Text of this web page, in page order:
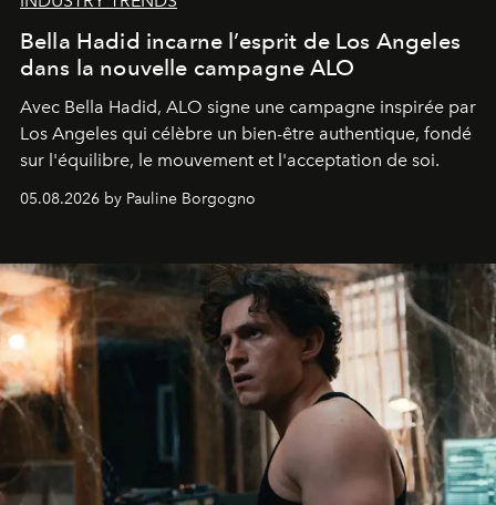
Bella Hadid incarne l’esprit de Los Angeles
dans la nouvelle campagne ALO
Avec Bella Hadid, ALO signe une campagne inspirée par
Los Angeles qui célèbre un bien-être authentique, fondé
sur l'équilibre, le mouvement et l'acceptation de soi.
05.08.2026 by Pauline Borgogno